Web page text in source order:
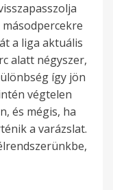
a liga aktuális
alatt négyszer,
így jön
végtelen
és mégis, ha
a varázslat.